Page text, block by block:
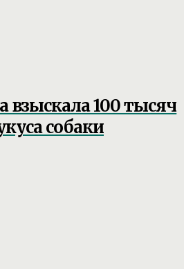
100 тысяч
собаки